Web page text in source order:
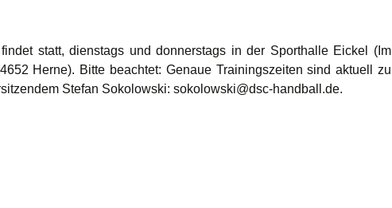
statt, dienstags und donnerstags in der Sporthalle Eickel (Im
Herne). Bitte beachtet: Genaue Trainingszeiten sind aktuell zu
Stefan Sokolowski: sokolowski@dsc-handball.de.